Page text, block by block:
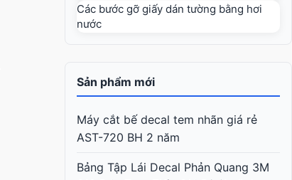
Các bước gỡ giấy dán tường bằng hơi
nước
Sản phẩm mới
Máy cắt bế decal tem nhãn giá rẻ
AST-720 BH 2 năm
Bảng Tập Lái Decal Phản Quang 3M